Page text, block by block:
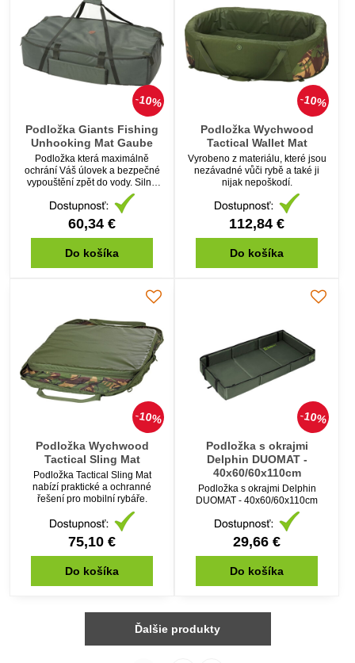
10%
Podložka Giants Fishing
Unhooking Mat Gaube
Podložka která maximálně
ochrání Váš úlovek a bezpečné
vypouštění zpět do vody. Silně
polstrované dno a bočnice, které
jsou potažené jemným PVC, a
tím pádem zabrání poškození
šupin kapra.
60,34 €
Do košíka
10%
Podložka Wychwood
Tactical Wallet Mat
Vyrobeno z materiálu, které jsou
nezávadné vůči rybě a také ji
nijak nepoškodí.
112,84 €
Do košíka
10%
Podložka Wychwood
Tactical Sling Mat
Podložka Tactical Sling Mat
nabízí praktické a ochranné
řešení pro mobilní rybáře.
75,10 €
Do košíka
10%
Podložka s okrajmi
Delphin DUOMAT -
40x60/60x110cm
Podložka s okrajmi Delphin
DUOMAT - 40x60/60x110cm
29,66 €
Do košíka
Ďalšie produkty